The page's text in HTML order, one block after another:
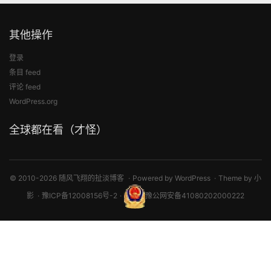
其他操作
登录
条目 feed
评论 feed
WordPress.org
全球都在看（才怪）
© 2010-2026 随风飞翔的扯淡博客 Powered by WordPress Theme by 小
影
豫ICP备12008156号-2 豫公网安备41080202000222